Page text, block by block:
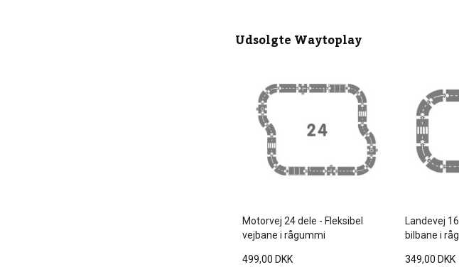
UdsolgteWaytoplay
Motorvej 24 dele - Fleksibel
vejbane i rågummi
499,00 DKK
Landevej
bilbane i
349,00 DKK